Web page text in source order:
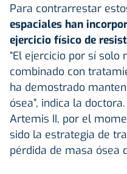
Para contrarrestar
espaciales han
ejercicio físico de
“El ejercicio por sí solo
combinado con
ha demostrado
ósea”, indica la
Artemis II, por el
sido la estrategia de
pérdida de masa ósea